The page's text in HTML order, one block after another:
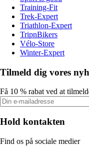
Training-Fit
Trek-Expert
Triathlon-Expert
TripnBikers
Vélo-Store
Winter-Expert
Tilmeld dig vores
Få 10 % rabat ved at
Hold kontakten
Find os på sociale medier